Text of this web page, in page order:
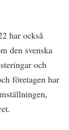
har också
den svenska
och
företagen har